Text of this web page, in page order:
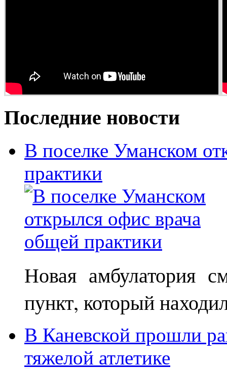
Последние новости
В поселке Уманском
практики
Новая амбулатория
пункт, который
В Каневской прошли
тяжелой атлетике